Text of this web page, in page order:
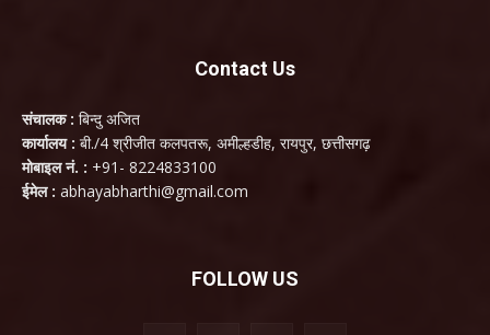
Contact Us
संचालक : बिन्दु अजित
कार्यालय : बी./4 श्रीजीत कलपतरू, अमील्हडीह, रायपुर, छत्तीसगढ़
मोबाइल नं. : +91- 8224833100
ईमेल : abhayabharthi@gmail.com
FOLLOW US